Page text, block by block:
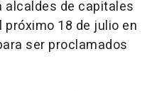
alcaldes de capitales
18 de julio en
ser proclamados